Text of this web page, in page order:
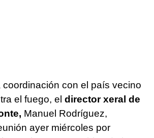
coordinación con el país vecino
el fuego, el director xeral de
Manuel Rodríguez,
ayer miércoles por